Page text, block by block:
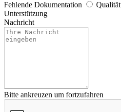
Fehlende Dokumentation
Qualität
Unterstützung
Nachricht
Bitte ankreuzen um fortzufahren